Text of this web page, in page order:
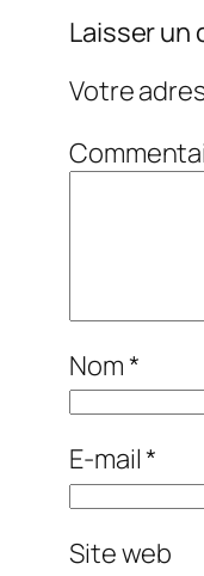
Laisser un
Votre
Nom*
E-mail*
Site web